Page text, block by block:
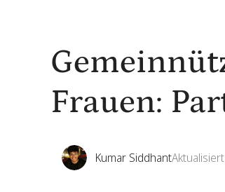
Frauen:
Kumar Siddhant